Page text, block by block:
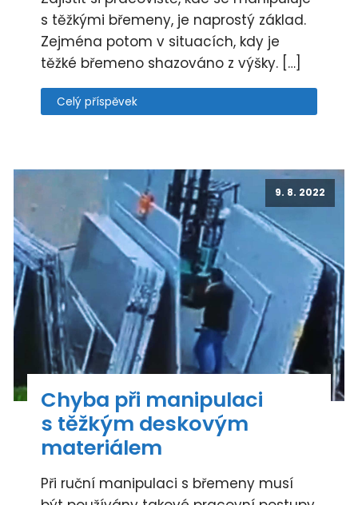
s těžkými břemeny, je naprostý základ.
Zejména potom v situacích, kdy je
těžké břemeno shazováno z výšky. […]
Celý příspěvek
9. 8. 2022
Chyba při manipulaci
s těžkým deskovým
materiálem
Při ruční manipulaci s břemeny musí